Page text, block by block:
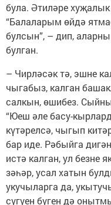
була. Әтиләре
“Балаларым өйдә
булсын”, – дип,
булган.
– Чирләсәк тә, эшне
чыгабыз, калган
салкын, өшибез.
“Юеш әле басу-
күтәрелсә, чыгып
бар иде. Рәбыйга
истә калган, ул безне
зәһәр, усал хатын
укучыларга да,
сүгүен бүген дә